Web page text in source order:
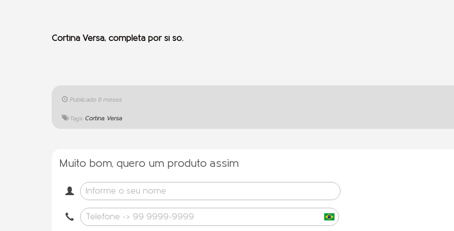
Cortina Versa, completa por si só.
Publicado 9 meses
Tags: Cortina, Versa
Muito bom, quero um produto assim